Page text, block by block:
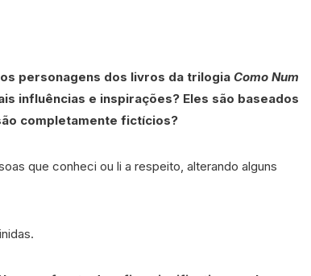
personagens dos livros da trilogia Como Num
influências e inspirações? Eles são baseados
completamente fictícios?
que conheci ou li a respeito, alterando alguns